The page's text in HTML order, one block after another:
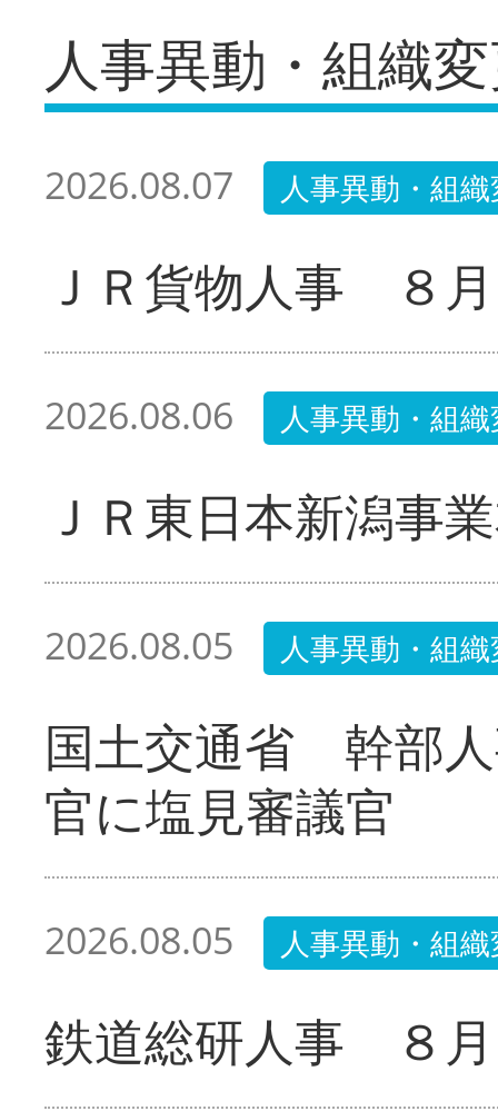
人事異動・組織
2026.08.07 人事異動・組
ＪＲ貨物人事 ８
2026.08.06 人事異動・組
ＪＲ東日本新潟事
2026.08.05 人事異動・組
国土交通省 幹部
官に塩見審議官
2026.08.05 人事異動・組
鉄道総研人事 ８